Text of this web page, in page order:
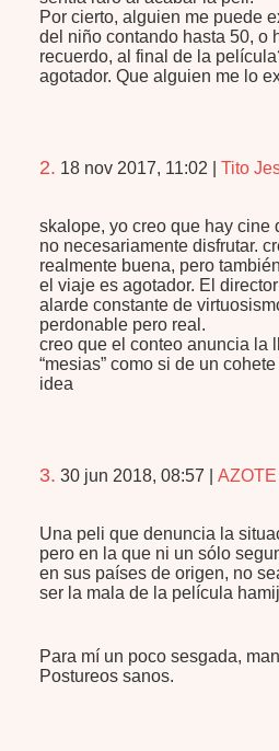
Por cierto, alguien me puede
del niño contando hasta 50, o
recuerdo, al final de la
agotador. Que alguien me lo
2. 18 nov 2017, 11:02 Tito
skalope, yo creo que hay cine
no necesariamente disfrutar.
realmente buena, pero
el viaje es agotador. El
alarde constante de
perdonable pero real.
creo que el conteo anuncia la
“mesias” como si de un
idea
3. 30 jun 2018, 08:57 AZOTE
Una peli que denuncia la
pero en la que ni un sólo
en sus países de origen, no
ser la mala de la película
Para mí un poco sesgada,
Postureos sanos.